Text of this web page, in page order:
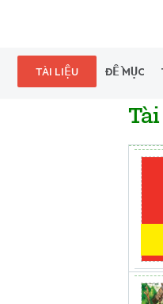
TÀI LIỆU ĐỀ MỤC